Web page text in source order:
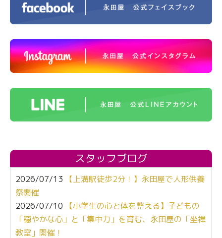
スタッフブログ
2026/07/13
【上溝駅徒歩2分！】永田屋で人形供養
祭開催
2026/07/10
【小学生の心と体を整える】子どもの
「穏やかな心」と「集中力」を育む、永田屋の「坐禅
教室」開催！